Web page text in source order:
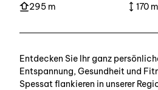
295 m
170 m
Entdecken Sie Ihr ganz
Entspannung, Gesundheit und
Spessat flankieren in unserer